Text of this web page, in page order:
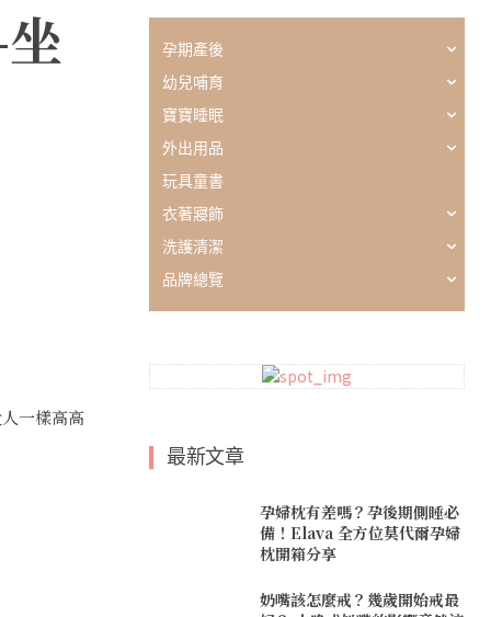
一樣高高
孕期產後
幼兒哺育
寶寶睡眠
外出用品
玩具童書
衣著寢飾
洗護清潔
品牌總覽
最新文章
孕婦枕有差嗎？孕後期側睡必
備！Elava 全方位莫代爾孕婦
枕開箱分享
奶嘴該怎麼戒？幾歲開始戒最